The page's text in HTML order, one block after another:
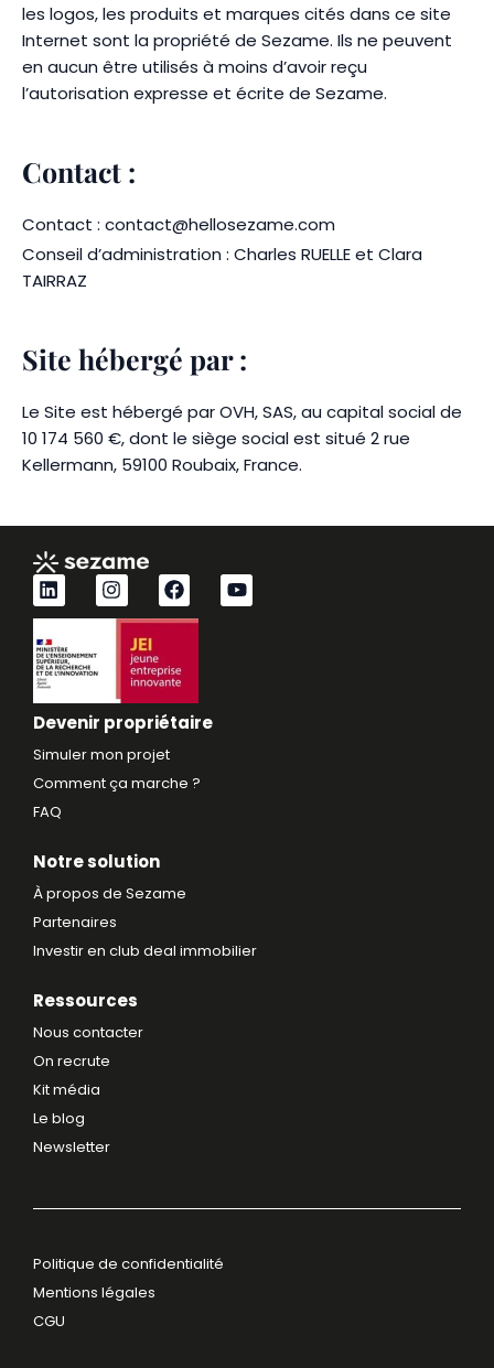
les logos, les produits et marques cités dans ce site
Internet sont la propriété de Sezame. Ils ne peuvent
en aucun être utilisés à moins d’avoir reçu
l’autorisation expresse et écrite de Sezame.
Contact :
Contact : contact@hellosezame.com
Conseil d’administration : Charles RUELLE et Clara
TAIRRAZ
Site hébergé par :
Le Site est hébergé par OVH, SAS, au capital social de
10 174 560 €, dont le siège social est situé 2 rue
Kellermann, 59100 Roubaix, France.
L
i
n
k
e
d
i
n
I
n
s
r
a
F
a
c
b
o
o
k
Y
o
Devenir propriétaire
Simuler mon projet
Comment ça marche ?
FAQ
Notre solution
À propos de Sezame
Partenaires
Investir en club deal immobilier
Ressources
Nous contacter
On recrute
Kit média
Le blog
Newsletter
Politique de confidentialité
Mentions légales
CGU